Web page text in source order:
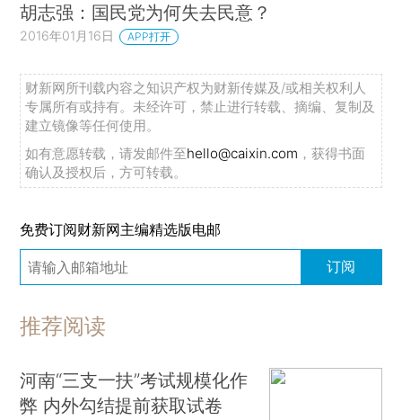
胡志强：国民党为何失去民意？
2016年01月16日 APP打开
财新网所刊载内容之知识产权为财新传媒及/或相关权利人
专属所有或持有。未经许可，禁止进行转载、摘编、复制及
建立镜像等任何使用。
如有意愿转载，请发邮件至hello@caixin.com ，获得书面
确认及授权后，方可转载。
免费订阅财新网主编精选版电邮
订阅
推荐阅读
河南“三支一扶”考试规模化作
弊 内外勾结提前获取试卷